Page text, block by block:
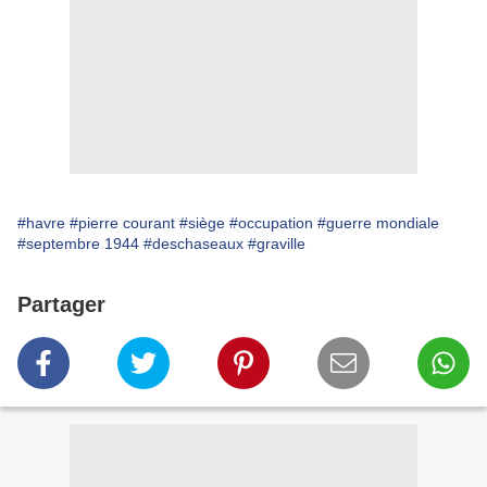
#havre #pierre courant #siège #occupation #guerre mondiale
#septembre 1944 #deschaseaux #graville
Partager